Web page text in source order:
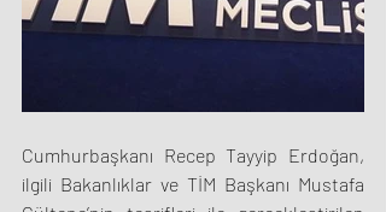
Cumhurbaşkanı Recep Tayyip Erdoğan,
ilgili Bakanlıklar ve TİM Başkanı Mustafa